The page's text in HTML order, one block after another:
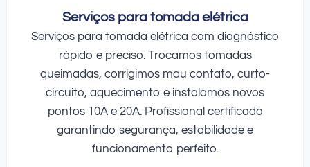
Serviços para tomada elétrica
Serviços para tomada elétrica com diagnóstico
rápido e preciso. Trocamos tomadas
queimadas, corrigimos mau contato, curto-
circuito, aquecimento e instalamos novos
pontos 10A e 20A. Profissional certificado
garantindo segurança, estabilidade e
funcionamento perfeito.